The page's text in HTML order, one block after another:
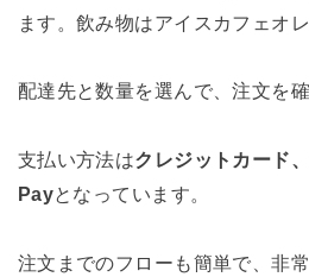
ます。飲み物はアイスカフェオ
配達先と数量を選んで、注文を確
支払い方法はクレジットカード
Payとなっています。
注文までのフローも簡単で、非